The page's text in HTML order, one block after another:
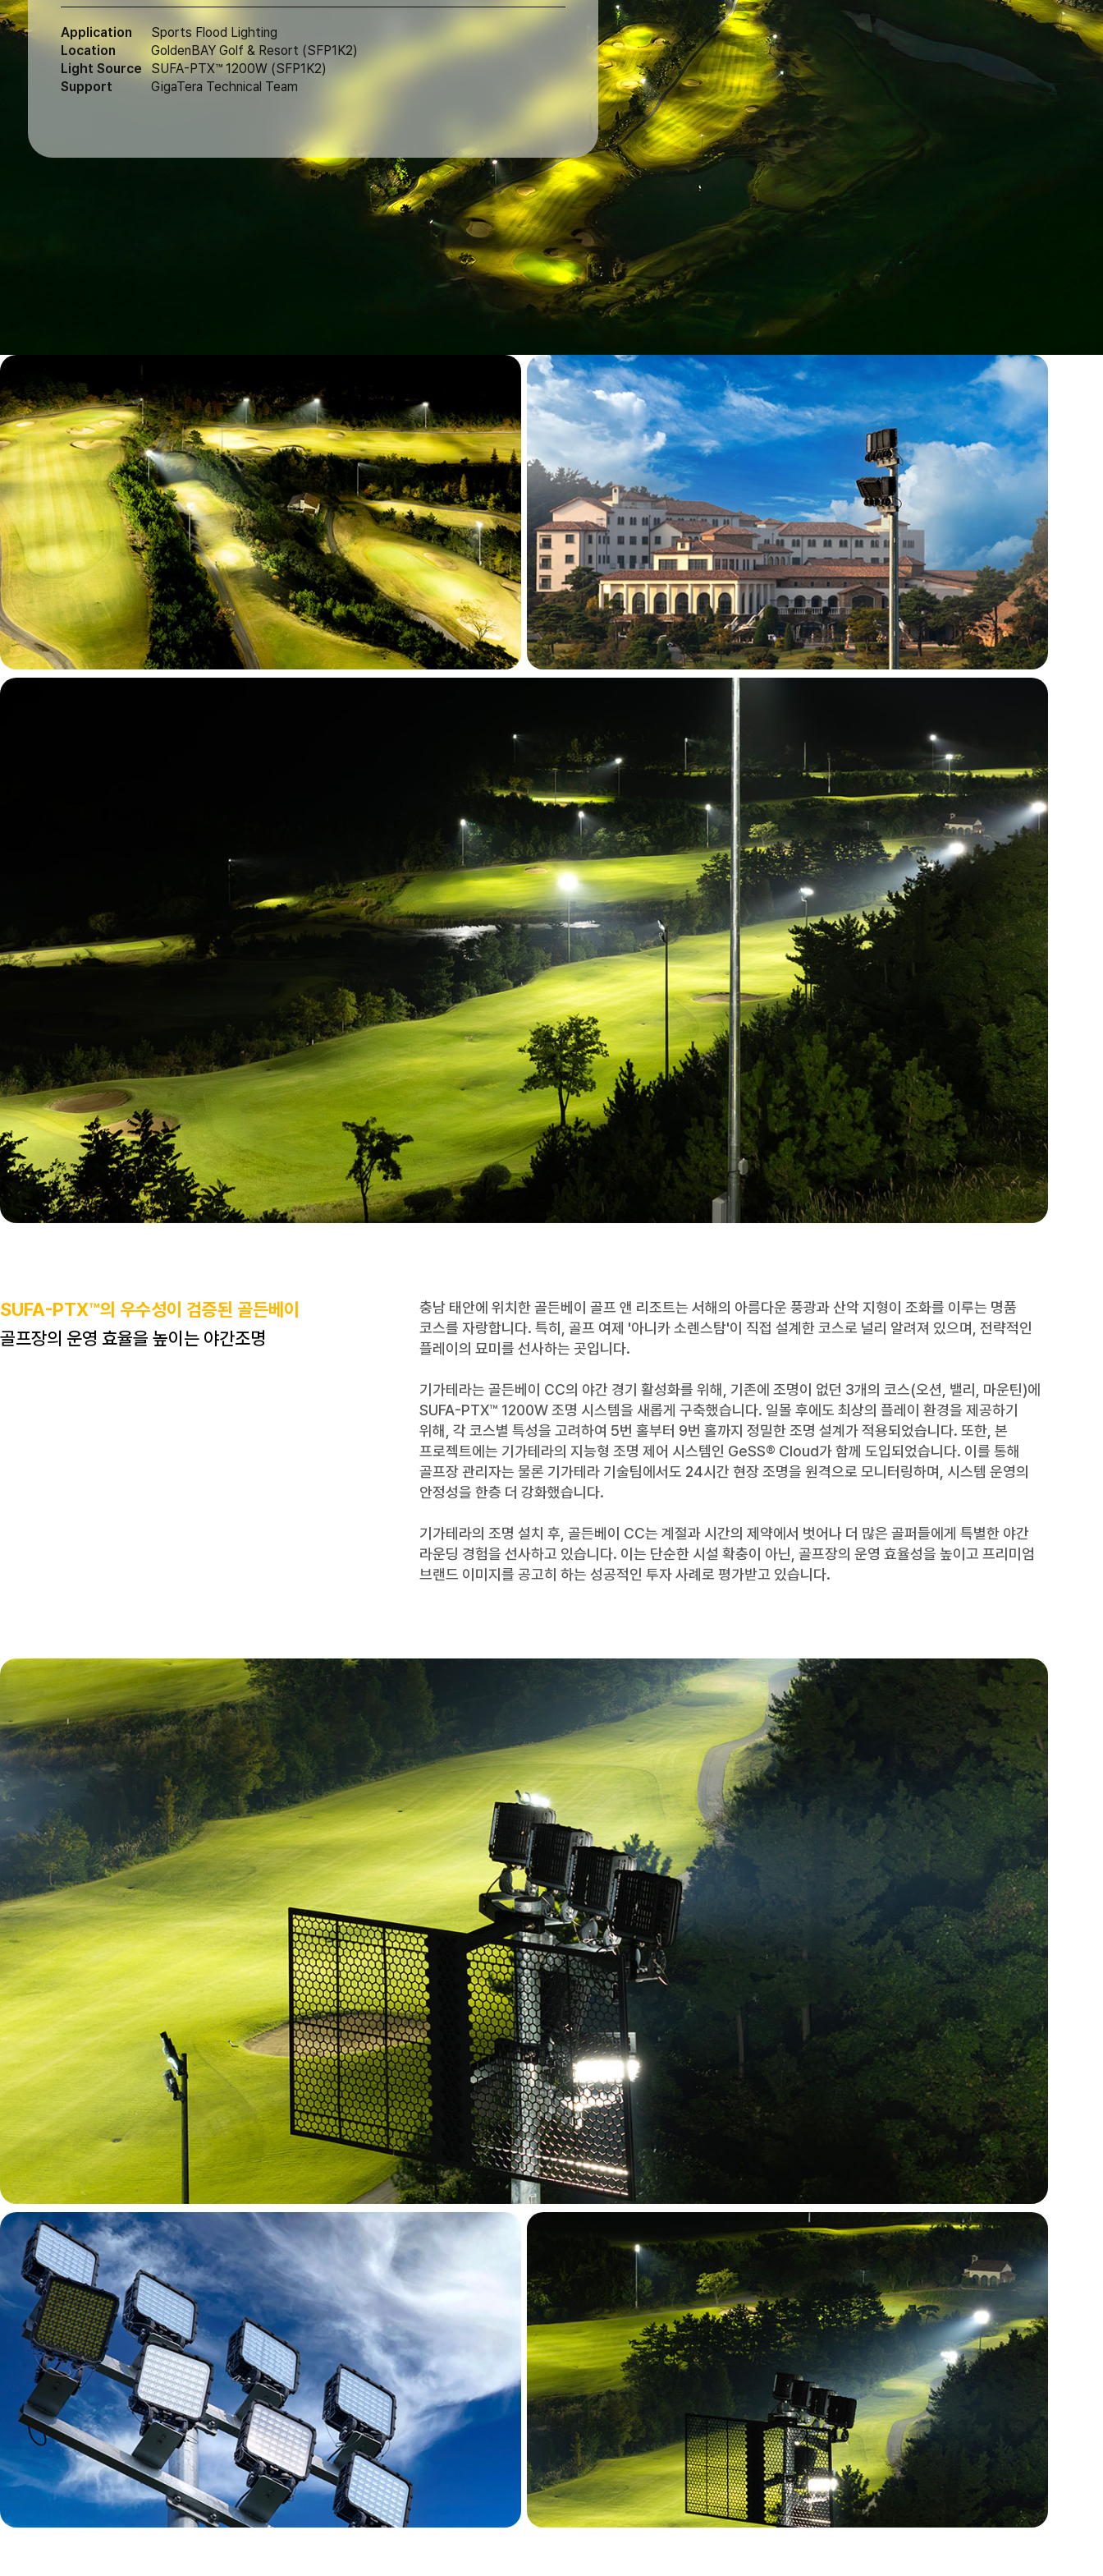
Application
Sports Flood Lighting
Location
GoldenBAY Golf & Resort (SFP1K2)
Light Source
SUFA-PTX™ 1200W (SFP1K2)
Support
GigaTera Technical Team
SUFA-PTX™의 우수성이 검증된 골든베이
골프장의 운영 효율을 높이는 야간조명
충남 태안에 위치한 골든베이 골프 앤 리조트는 서해의 아름다운 풍광과 산악 지형이 조화를 이루는 명품
코스를 자랑합니다. 특히, 골프 여제 '아니카 소렌스탐'이 직접 설계한 코스로 널리 알려져 있으며, 전략적인
플레이의 묘미를 선사하는 곳입니다.
기가테라는 골든베이 CC의 야간 경기 활성화를 위해, 기존에 조명이 없던 3개의 코스(오션, 밸리, 마운틴)에
SUFA-PTX™ 1200W 조명 시스템을 새롭게 구축했습니다. 일몰 후에도 최상의 플레이 환경을 제공하기
위해, 각 코스별 특성을 고려하여 5번 홀부터 9번 홀까지 정밀한 조명 설계가 적용되었습니다. 또한, 본
프로젝트에는 기가테라의 지능형 조명 제어 시스템인 GeSS® Cloud가 함께 도입되었습니다. 이를 통해
골프장 관리자는 물론 기가테라 기술팀에서도 24시간 현장 조명을 원격으로 모니터링하며, 시스템 운영의
안정성을 한층 더 강화했습니다.
기가테라의 조명 설치 후, 골든베이 CC는 계절과 시간의 제약에서 벗어나 더 많은 골퍼들에게 특별한 야간
라운딩 경험을 선사하고 있습니다. 이는 단순한 시설 확충이 아닌, 골프장의 운영 효율성을 높이고 프리미엄
브랜드 이미지를 공고히 하는 성공적인 투자 사례로 평가받고 있습니다.